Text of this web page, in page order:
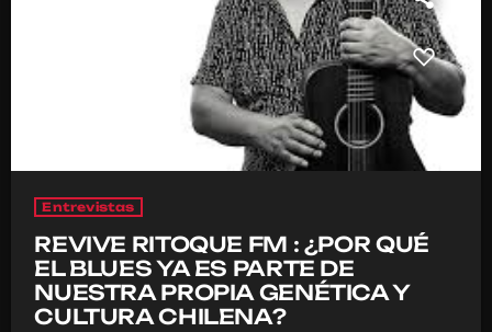
Entrevistas
REVIVE RITOQUE FM : ¿POR QUÉ
EL BLUES YA ES PARTE DE
NUESTRA PROPIA GENÉTICA Y
CULTURA CHILENA?